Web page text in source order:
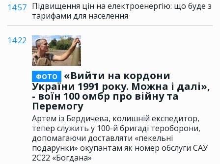
14:57 Підвищення цін на електроенергію: що буде з
тарифами для населення
14:22
ФОТО
«Вийти на кордони
України 1991 року. Можна і далі»,
- воїн 100 омбр про війну та
Перемогу
Артем із Бердичева, колишній експедитор,
тепер служить у 100-й бригаді тероборони,
допомагаючи доставляти «пекельні
подарунки» окупантам як номер обслуги САУ
2С22 «Богдана»